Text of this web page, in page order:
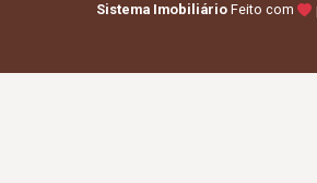
Sistema Imobiliário Feito com